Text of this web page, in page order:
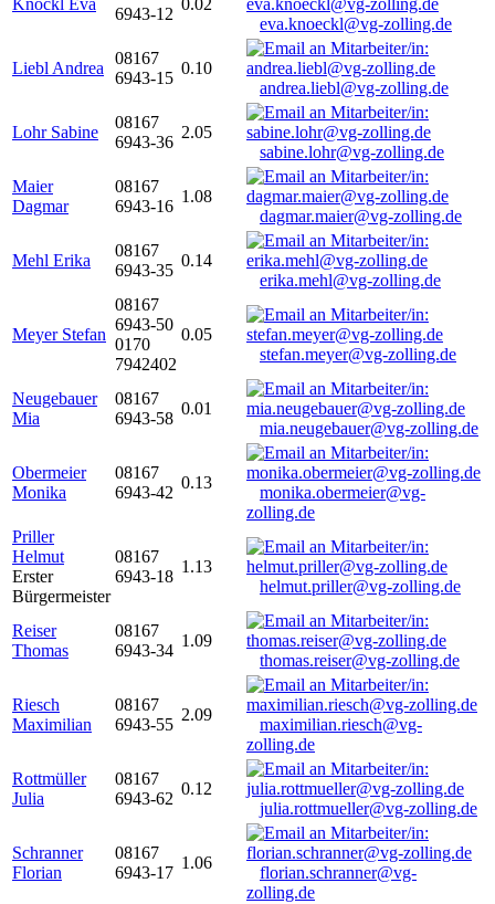
Knöckl Eva
6943-12
0.02
eva.knoeckl@vg-zolling.de
Liebl Andrea
08167
6943-15
0.10
andrea.liebl@vg-zolling.de
Lohr Sabine
08167
6943-36
2.05
sabine.lohr@vg-zolling.de
Maier
Dagmar
08167
6943-16
1.08
dagmar.maier@vg-zolling.de
Mehl Erika
08167
6943-35
0.14
erika.mehl@vg-zolling.de
Meyer Stefan
08167
6943-50
0170
7942402
0.05
stefan.meyer@vg-zolling.de
Neugebauer
Mia
08167
6943-58
0.01
mia.neugebauer@vg-zolling.de
Obermeier
Monika
08167
6943-42
0.13
monika.obermeier@vg-
zolling.de
Priller
Helmut
Erster
Bürgermeister
08167
6943-18
1.13
helmut.priller@vg-zolling.de
Reiser
Thomas
08167
6943-34
1.09
thomas.reiser@vg-zolling.de
Riesch
Maximilian
08167
6943-55
2.09
maximilian.riesch@vg-
zolling.de
Rottmüller
Julia
08167
6943-62
0.12
julia.rottmueller@vg-zolling.de
Schranner
Florian
08167
6943-17
1.06
florian.schranner@vg-
zolling.de